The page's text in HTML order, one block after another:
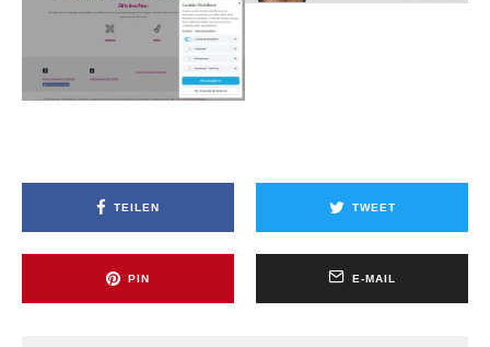
TEILEN TWEET
PIN E-MAIL